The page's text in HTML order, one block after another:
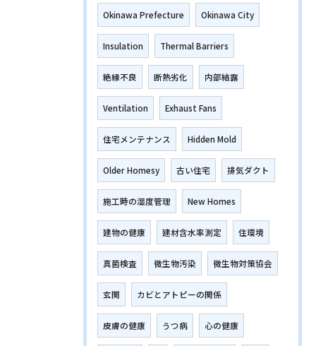
Okinawa Prefecture Okinawa City
Insulation Thermal Barriers
絶縁不良 断熱劣化 内部結露
Ventilation Exhaust Fans
住宅メンテナンス Hidden Mold
Older Homesy 古い住宅 排気ダクト
施工時の湿度管理 New Homes
建物の健康 建材含水率測定 住環境
真菌検査 微生物汚染 微生物対策協会
玄関 カビとアトピーの関係
皮膚の健康 うつ病 心の健康